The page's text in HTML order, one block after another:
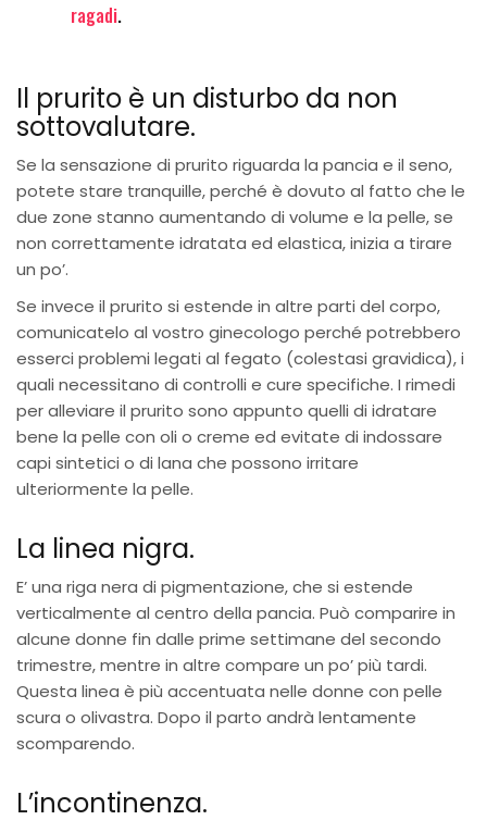
ragadi.
Il prurito è un disturbo da non
sottovalutare.
Se la sensazione di prurito riguarda la pancia e il seno,
potete stare tranquille, perché è dovuto al fatto che le
due zone stanno aumentando di volume e la pelle, se
non correttamente idratata ed elastica, inizia a tirare
un po’.
Se invece il prurito si estende in altre parti del corpo,
comunicatelo al vostro ginecologo perché potrebbero
esserci problemi legati al fegato (colestasi gravidica), i
quali necessitano di controlli e cure specifiche. I rimedi
per alleviare il prurito sono appunto quelli di idratare
bene la pelle con oli o creme ed evitate di indossare
capi sintetici o di lana che possono irritare
ulteriormente la pelle.
La linea nigra.
E’ una riga nera di pigmentazione, che si estende
verticalmente al centro della pancia. Può comparire in
alcune donne fin dalle prime settimane del secondo
trimestre, mentre in altre compare un po’ più tardi.
Questa linea è più accentuata nelle donne con pelle
scura o olivastra. Dopo il parto andrà lentamente
scomparendo.
L’incontinenza.